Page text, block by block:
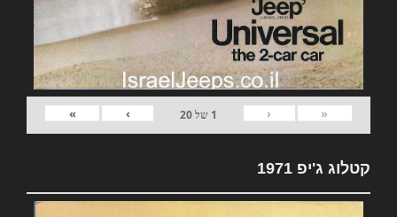
«
‹
1 של20
›
»
קטלוג ג'יפ 1971